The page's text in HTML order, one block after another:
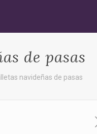
de pasas
navideñas de pasas